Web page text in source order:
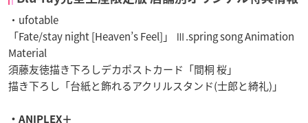
・ufotable
「Fate/stay night [Heaven’s Feel]」 Ⅲ.spring song Animation
Material
須藤友徳描き下ろしデカポストカード「間桐 桜」
描き下ろし「台紙と飾れるアクリルスタンド(士郎と綺礼)」
・ANIPLEX＋